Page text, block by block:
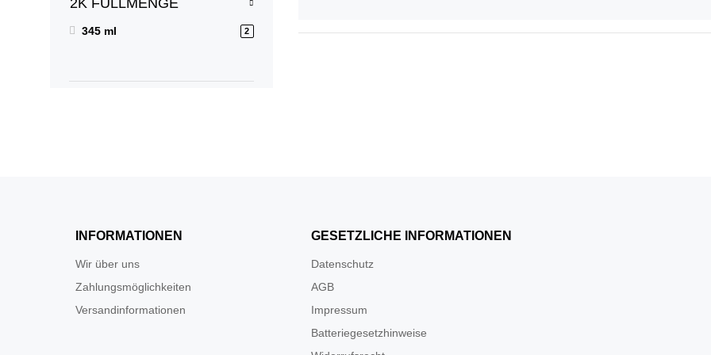
2K FÜLLMENGE
345 ml 2
INFORMATIONEN
Wir über uns
Zahlungsmöglichkeiten
Versandinformationen
GESETZLICHE INFORMATIONEN
Datenschutz
AGB
Impressum
Batteriegesetzhinweise